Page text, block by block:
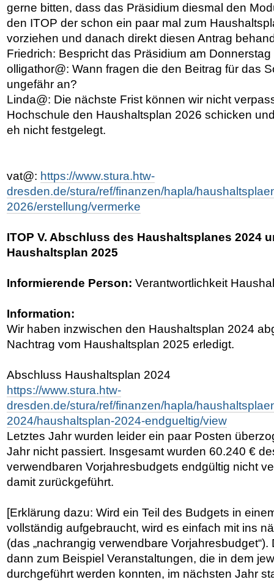
gerne bitten, dass das Präsidium diesmal den
den ITOP der schon ein paar mal zum
vorziehen und danach direkt diesen Antrag
Friedrich: Bespricht das Präsidium am
olligathor@: Wann fragen die den Beitrag für das
ungefähr an?
Linda@: Die nächste Frist können wir nicht
Hochschule den Haushaltsplan 2026 schicken
eh nicht festgelegt.
vat@: https://www.stura.htw-
dresden.de/stura/ref/finanzen/hapla/
2026/erstellung/vermerke
ITOP V. Abschluss des Haushaltsplanes 2024
Haushaltsplan 2025
Informierende Person: Verantwortlichkeit
Information:
Wir haben inzwischen den Haushaltsplan 2024
Nachtrag vom Haushaltsplan 2025 erledigt.
Abschluss Haushaltsplan 2024
https://www.stura.htw-
dresden.de/stura/ref/finanzen/hapla/
2024/haushaltsplan-2024-endgueltig/view
Letztes Jahr wurden leider ein paar Posten
Jahr nicht passiert. Insgesamt wurden 60.240 €
verwendbaren Vorjahresbudgets endgültig nicht
damit zurückgeführt.
[Erklärung dazu: Wird ein Teil des Budgets in
vollständig aufgebraucht, wird es einfach mit ins
(das „nachrangig verwendbare
dann zum Beispiel Veranstaltungen, die in dem
durchgeführt werden konnten, im nächsten Jahr